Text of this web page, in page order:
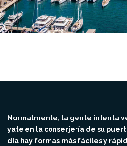
Normalmente, la gente intenta
yate en la conserjería de su
día hay formas más fáciles y